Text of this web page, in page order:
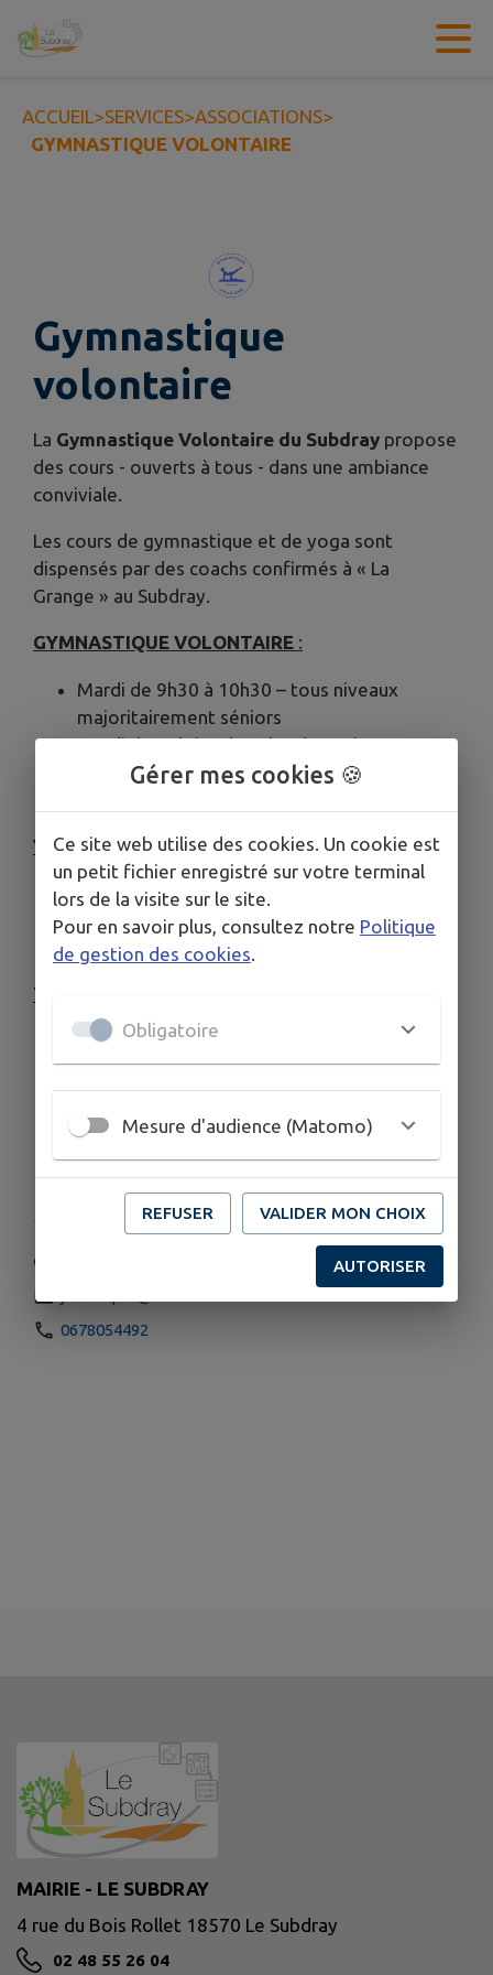
Contenu
ACCUEIL>SERVICES>ASSOCIATIONS>
GYMNASTIQUE VOLONTAIRE
Gymnastique
volontaire
La Gymnastique Volontaire du Subdray propose
des cours - ouverts à tous - dans une ambiance
conviviale.
Les cours de gymnastique et de yoga sont
dispensés par des coachs confirmés à « La
Grange » au Subdray.
GYMNASTIQUE VOLONTAIRE :
Mardi de 9h30 à 10h30 – tous niveaux
majoritairement séniors
Mardi de 19h à 20h – plus dynamique
Jeudi de 9h à 10h – tous niveaux
YOGA :
Jeudi de 18h30 à 19h30 – détente,
relaxation
Vendredi de 18h à 19h – dynamique
Tarifs annuels :
Gymnastique 87€
Yoga 100€
Gymnastique + Yoga 150€
Tarifs dégressifs pour couples et étudiants
COORDONNÉES
0678054492
MAIRIE - LE SUBDRAY
4 rue du Bois Rollet 18570 Le Subdray
02 48 55 26 04
Gérer mes cookies 🍪
Ce site web utilise des cookies. Un cookie est
un petit fichier enregistré sur votre terminal
lors de la visite sur le site.
Pour en savoir plus, consultez notre Politique
de gestion des cookies.
Obligatoire
Mesure d'audience (Matomo)
REFUSER VALIDER MON CHOIX
AUTORISER